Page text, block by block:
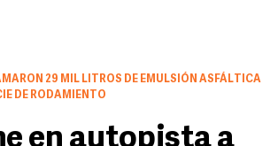
29 MIL LITROS DE EMULSIÓN ASFÁLTICA
DE RODAMIENTO